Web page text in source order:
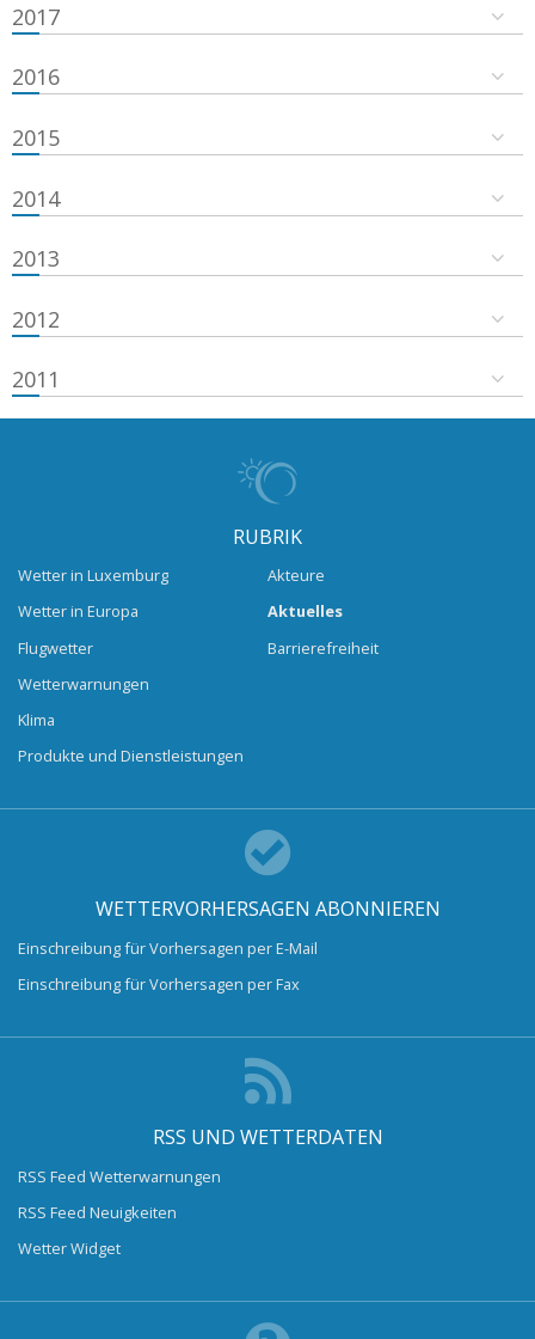
2017
2016
2015
2014
2013
2012
2011
RUBRIK
Wetter in Luxemburg
Wetter in Europa
Flugwetter
Wetterwarnungen
Klima
Produkte und Dienstleistungen
Akteure
Aktuelles
Barrierefreiheit
WETTERVORHERSAGEN ABONNIEREN
Einschreibung für Vorhersagen per E-Mail
Einschreibung für Vorhersagen per Fax
RSS UND WETTERDATEN
RSS Feed Wetterwarnungen
RSS Feed Neuigkeiten
Wetter Widget